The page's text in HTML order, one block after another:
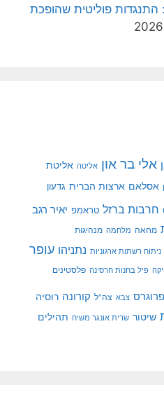
פוליטית שהופכת
אלי בר און אליטה אליטת
אסלאם ארצות הברית גדעון
חרבות ברזל טראמפ יאיר רגב
מחאה מלחמה מנהיגות
ניתוח רשתות ארגוניות נתניהו עופר
פיל בחנות חרסינה פלסטינים
פרוגרס צבא צה"ל קורונה רוסיה
שיטור שרית אונגר משיח תהילים